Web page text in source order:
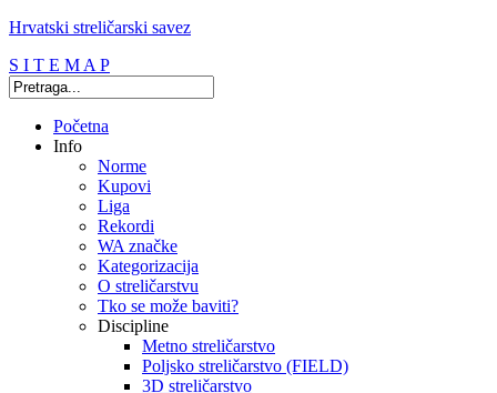
Hrvatski streličarski savez
S I T E M A P
Početna
Info
Norme
Kupovi
Liga
Rekordi
WA značke
Kategorizacija
O streličarstvu
Tko se može baviti?
Discipline
Metno streličarstvo
Poljsko streličarstvo (FIELD)
3D streličarstvo